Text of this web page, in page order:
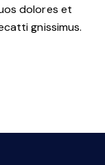
dolores et
gnissimus.